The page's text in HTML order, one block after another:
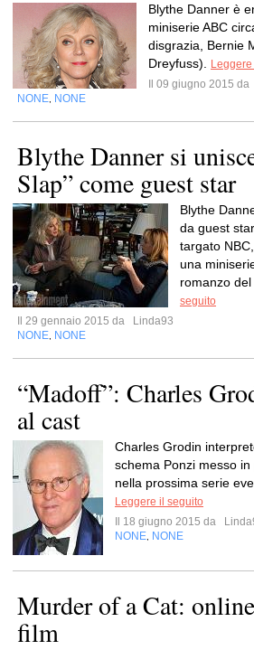
Blythe Danner è
miniserie ABC
disgrazia, Bernie
Dreyfuss).
Il 09 giugno 2015 da
NONE NONE
Blythe Danner si
Slap” come guest star
Blythe
da guest
targato
una
romanzo del
seguito
Il 29 gennaio 2015 da
Linda93
NONE NONE
“Madoff”: Charles
al cast
Charles Grodin
schema Ponzi messo
nella prossima serie
Leggere il seguito
Il 18 giugno 2015 da
NONE NONE
Murder of a Cat:
film